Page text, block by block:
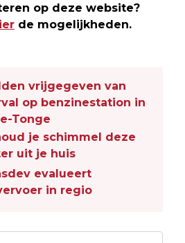
op deze website?
de mogelijkheden.
vrijgegeven van
op benzinestation in
Tonge
je schimmel deze
uit je huis
evalueert
in regio